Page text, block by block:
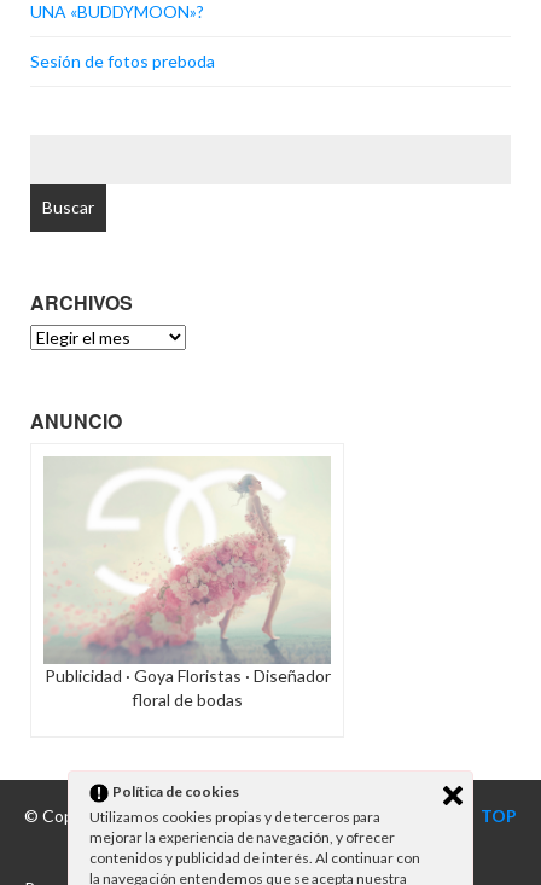
UNA «BUDDYMOON»?
Sesión de fotos preboda
ARCHIVOS
ARCHIVOS
ANUNCIO
Publicidad · Goya Floristas · Diseñador
floral de bodas
© Copyright 2026 NOVIAS BALEARES TOP
Política de cookies
Utilizamos cookies propias y de terceros para
mejorar la experiencia de navegación, y ofrecer
contenidos y publicidad de interés. Al continuar con
la navegación entendemos que se acepta nuestra